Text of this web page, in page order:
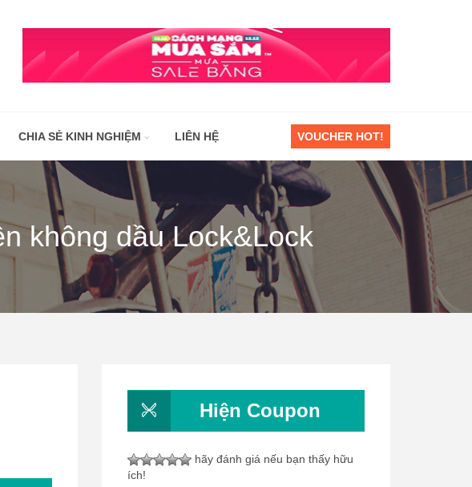
CHIA SẺ KINH NGHIỆM LIÊN HỆ VOUCHER HOT!
không dầu Lock&Lock
Hiện Coupon
hãy đánh giá nếu bạn thấy hữu
ích!